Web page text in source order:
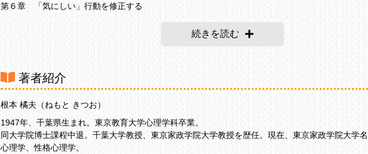
第６章 「気にしい」行動を修正する
第７章 「気にしい」の身体を変える
続きを読む
著者紹介
根本 橘夫（ねもと きつお）
1947年、千葉県生まれ。東京教育大学心理学科卒業。
同大学院博士課程中退。千葉大学教授、東京家政学院大学教授を歴任。現在、東京家政学院大学
心理学、性格心理学。